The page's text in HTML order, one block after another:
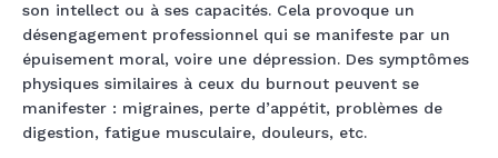
son intellect ou à ses capacités. Cela provoque un
désengagement professionnel qui se manifeste par un
épuisement moral, voire une dépression. Des symptômes
physiques similaires à ceux du burnout peuvent se
manifester : migraines, perte d’appétit, problèmes de
digestion, fatigue musculaire, douleurs, etc.